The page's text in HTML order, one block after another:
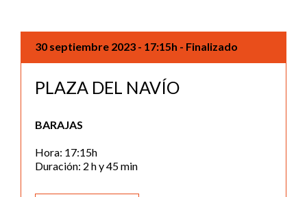
30 septiembre 2023 - 17:15h - Finalizado
PLAZA DEL NAVÍO
BARAJAS
Hora: 17:15h
Duración: 2 h y 45 min